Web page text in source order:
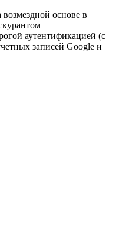
возмездной основе в
аутентификацией (с
записей Google и